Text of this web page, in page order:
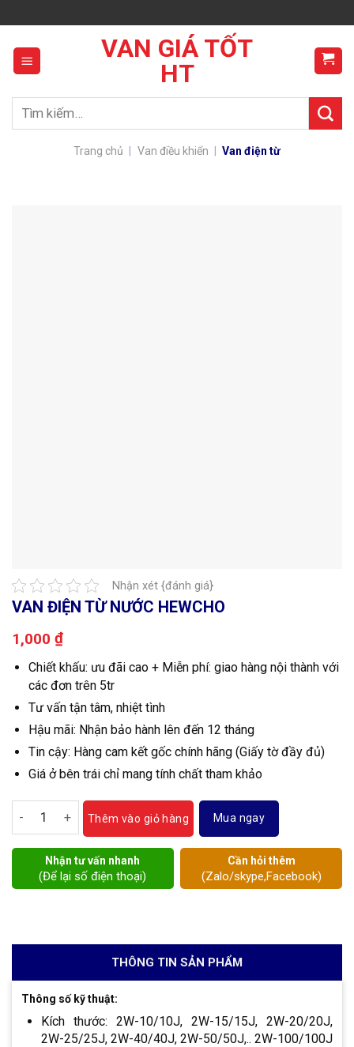
to
content
VAN GIÁ TỐT
HT
Tìm
Trang chủ Van điều khiển Van điện từ
Nhận xét {đánh giá}
VAN ĐIỆN TỪ NƯỚC HEWCHO
1,000 ₫
Chiết khấu: ưu đãi cao + Miễn phí: giao hàng nội thành với
các đơn trên 5tr
Tư vấn tận tâm, nhiệt tình
Hậu mãi: Nhận bảo hành lên đến 12 tháng
Tin cậy: Hàng cam kết gốc chính hãng (Giấy tờ đầy đủ)
Giá ở bên trái chỉ mang tính chất tham khảo
Van điện từ nước Hewcho số lượng
Thêm vào giỏ hàng Mua ngay
Nhận tư vấn nhanh
(Để lại số điện thoại)
Cần hỏi thêm
(Zalo/skype,Facebook)
THÔNG TIN SẢN PHẨM
Thông số kỹ thuật:
Kích thước: 2W-10/10J, 2W-15/15J, 2W-20/20J,
2W-25/25J, 2W-40/40J, 2W-50/50J,.. 2W-100/100J